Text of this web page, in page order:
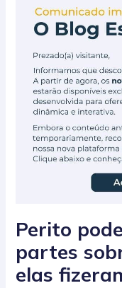
Perito
partes
elas